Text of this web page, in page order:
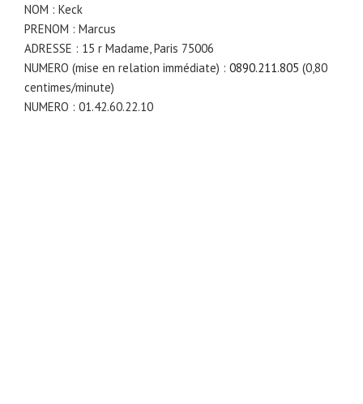
NOM : Keck
PRENOM : Marcus
ADRESSE : 15 r Madame, Paris 75006
NUMERO (mise en relation immédiate) : 0890.211.805 (0,80
centimes/minute)
NUMERO : 01.42.60.22.10